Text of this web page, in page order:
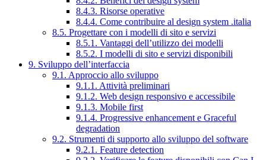
8.4.3. Risorse operative
8.4.4. Come contribuire al design system .italia
8.5. Progettare con i modelli di sito e servizi
8.5.1. Vantaggi dell’utilizzo dei modelli
8.5.2. I modelli di sito e servizi disponibili
9. Sviluppo dell’interfaccia
9.1. Approccio allo sviluppo
9.1.1. Attività preliminari
9.1.2. Web design responsivo e accessibile
9.1.3. Mobile first
9.1.4. Progressive enhancement e Graceful
degradation
9.2. Strumenti di supporto allo sviluppo del software
9.2.1. Feature detection